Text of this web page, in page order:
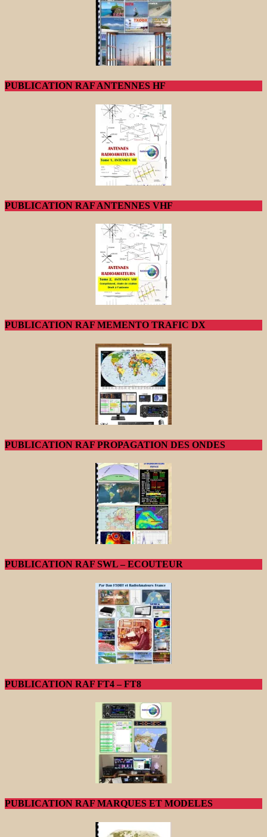
PUBLICATION RAF ANTENNES HF
PUBLICATION RAF ANTENNES VHF
PUBLICATION RAF MEMENTO TRAFIC DX
PUBLICATION RAF PROPAGATION DES ONDES
PUBLICATION RAF SWL – ECOUTEUR
PUBLICATION RAF FT4 – FT8
PUBLICATION RAF MARQUES ET MODELES